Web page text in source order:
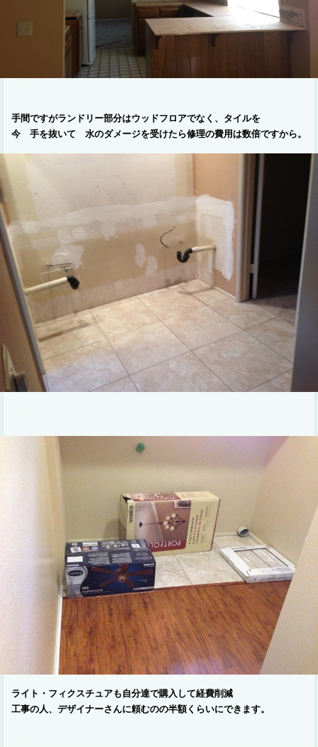
手間ですがランドリー部分はウッドフロアでなく、タイルを
今 手を抜いて 水のダメージを受けたら修理の費用は数倍ですから。
ライト・フィクスチュアも自分達で購入して経費削減
工事の人、デザイナーさんに頼むのの半額くらいにできます。